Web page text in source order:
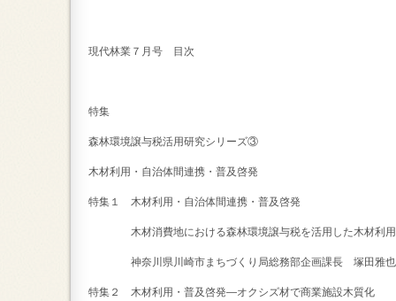
現代林業７月号 目次
特集
森林環境譲与税活用研究シリーズ③
木材利用・自治体間連携・普及啓発
特集１ 木材利用・自治体間連携・普及啓発
木材消費地における森林環境譲与税を活用した木材利用
神奈川県川崎市まちづくり局総務部企画課長 塚田雅也
特集２ 木材利用・普及啓発―オクシズ材で商業施設木質化